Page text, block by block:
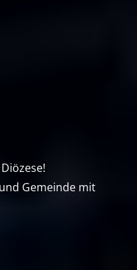
Gemeinde mit